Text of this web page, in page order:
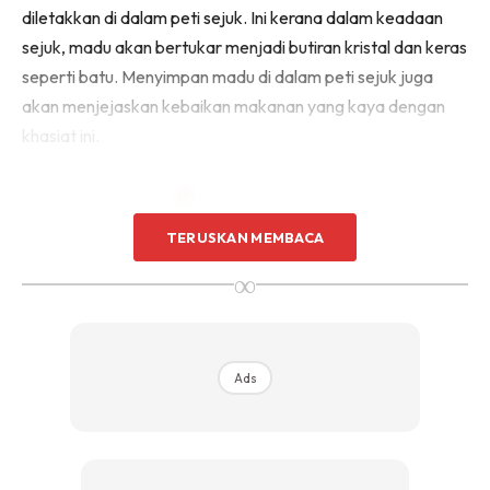
diletakkan di dalam peti sejuk. Ini kerana dalam keadaan
sejuk, madu akan bertukar menjadi butiran kristal dan keras
seperti batu. Menyimpan madu di dalam peti sejuk juga
akan menjejaskan kebaikan makanan yang kaya dengan
TERUSKAN MEMBACA
∞
Ads